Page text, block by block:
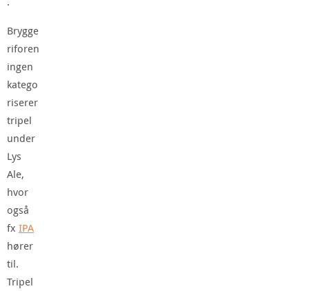
Brygge
riforen
ingen
katego
riserer
tripel
under
Lys
Ale,
hvor
også
fx IPA
hører
til.
Tripel